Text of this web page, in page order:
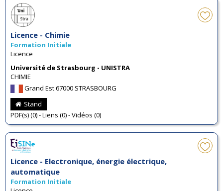
Licence - Chimie
Formation Initiale
Licence
Université de Strasbourg - UNISTRA
CHIMIE
Grand Est 67000 STRASBOURG
Stand
PDF(s) (0) - Liens (0) - Vidéos (0)
Licence - Electronique, énergie électrique,
automatique
Formation Initiale